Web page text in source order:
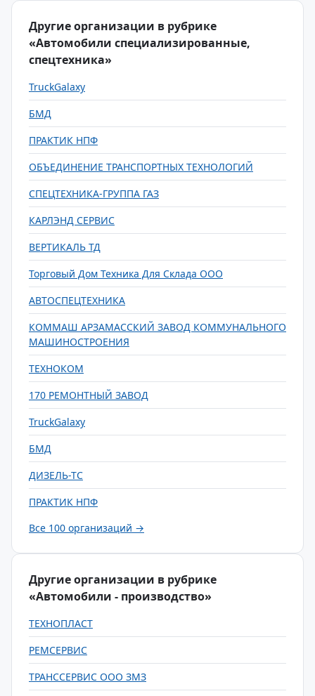
Другие организации в рубрике
«Автомобили специализированные,
спецтехника»
TruckGalaxy
БМД
ПРАКТИК НПФ
ОБЪЕДИНЕНИЕ ТРАНСПОРТНЫХ ТЕХНОЛОГИЙ
СПЕЦТЕХНИКА-ГРУППА ГАЗ
КАРЛЭНД СЕРВИС
ВЕРТИКАЛЬ ТД
Торговый Дом Техника Для Склада ООО
АВТОСПЕЦТЕХНИКА
КОММАШ АРЗАМАССКИЙ ЗАВОД КОММУНАЛЬНОГО
МАШИНОСТРОЕНИЯ
ТЕХНОКОМ
170 РЕМОНТНЫЙ ЗАВОД
TruckGalaxy
БМД
ДИЗЕЛЬ-ТС
ПРАКТИК НПФ
Все 100 организаций →
Другие организации в рубрике
«Автомобили - производство»
ТЕХНОПЛАСТ
РЕМСЕРВИС
ТРАНССЕРВИС ООО ЗМЗ